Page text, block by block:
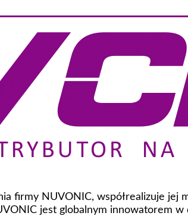
firmy NUVONIC, współrealizuje
jest globalnym innowatorem